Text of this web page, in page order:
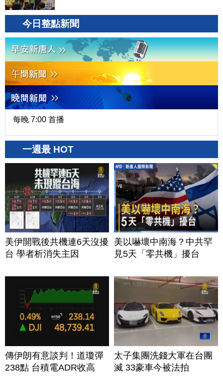
今日整點新聞
每晚 7:00 首播
一週最 HOT
美伊開戰後共機連6天沒擾
台 學者析消失主因
美以嚇壞中南海？中共罕
見5天「零共機」擾台
傳伊朗有意談判！道瓊彈
238點 台積電ADR收高
太子集團洗錢大軍在台團
滅 33豪車今被法拍